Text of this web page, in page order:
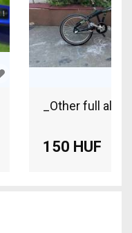
29 eFully BOSCH
_Other full
150 HUF